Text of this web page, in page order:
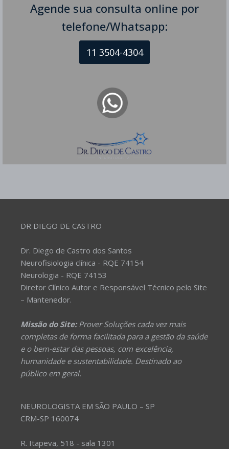
Agende sua consulta online por
telefone/Whatsapp:
11 3504-4304
Epilepsia e sociedade - 26 de março - Dia Internacional
de Conscientização sobre Epilepsia Conscientização
sobre Epilepsia Nenhum ser humano é feliz no
amor. Infelizmente a ignorância e o preconceito são
barreiras que nos impedem de enxergar o sofrimento
DR DIEGO DE CASTRO
Dr. Diego de Castro dos Santos
Neurofisiologia clínica - RQE 74154
Neurologia - RQE 74153
Diretor Clínico Autor e Responsável Técnico pelo Site
– Mantenedor.
Missão do Site:Prover Soluções cada vez mais
completas de forma facilitada para a gestão da saúde
e o bem-estar das pessoas, com excelência,
humanidade e sustentabilidade. Destinado ao
público em geral.
NEUROLOGISTA EM SÃO PAULO – SP
CRM-SP 160074
R. Itapeva, 518 - sala 1301